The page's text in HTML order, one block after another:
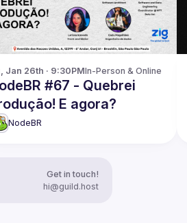
Jan 26th · 9:30PMIn-Person & Online
#67 - Quebrei
E agora?
NodeBR
Get in touch!
hi@guild.host